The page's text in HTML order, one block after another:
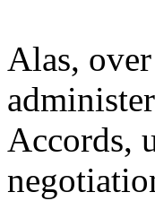
Alas,
administer
Accords,